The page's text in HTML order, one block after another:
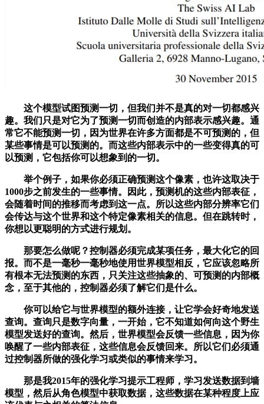
这个模型试图预测一切，但我们并不是真的对一切都感兴
趣。我们只是对它为了预测一切而创造的内部表示感兴趣。通
常它不能预测一切，因为世界在许多方面都是不可预测的，但
某些事情是可以预测的。而这些内部表示中的一些变得真的可
以预测，它包括你可以想象到的一切。
举个例子，如果你必须正确预测这个像素，也许这取决于
1000步之前发生的一些事情。因此，预测机的这些内部表征，
会随着时间的推移而考虑到这一点。所以这些内部分辨率它们
会传达与这个世界和这个特定像素相关的信息。但在跳转时，
你想以更聪明的方式进行规划。
那要怎么做呢？控制器必须完成某项任务，最大化它的回
报。而不是一毫秒一毫秒地使用世界模型相反，它应该忽略所
有根本无法预测的东西，只关注这些抽象的、可预测的内部概
念，至于其他的，控制器必须了解它们是什么。
你可以给它与世界模型的额外连接，让它学会好奇地发送
查询。查询只是数字向量，一开始，它不知道如何向这个野生
模型发送好的查询。然后，世界模型会反馈一些信息，因为你
唤醒了一些内部表征，这些信息会反馈回来。所以它们必须通
过控制器所做的强化学习或类似的事情来学习。
那是我2015年的强化学习提示工程师，学习发送数据到墙
模型，然后从角色模型中获取数据，这些数据在某种程度上应